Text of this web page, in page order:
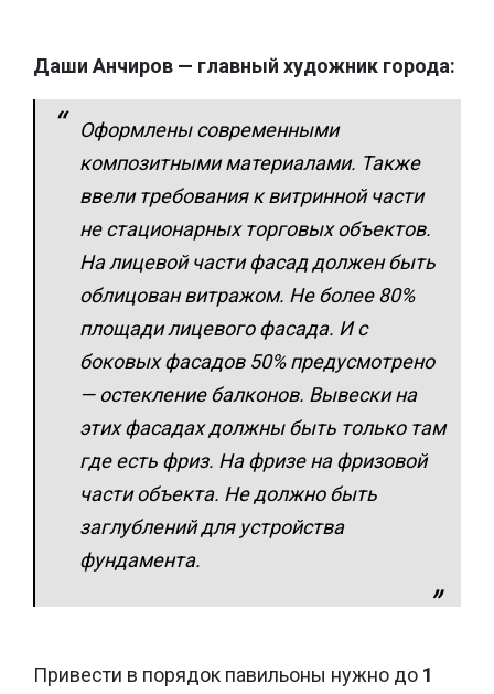
Даши Анчиров — главный художник города:
Оформлены современными
композитными материалами. Также
ввели требования к витринной части
не стационарных торговых объектов.
На лицевой части фасад должен быть
облицован витражом. Не более 80%
площади лицевого фасада. И с
боковых фасадов 50% предусмотрено
— остекление балконов. Вывески на
этих фасадах должны быть только там
где есть фриз. На фризе на фризовой
части объекта. Не должно быть
заглублений для устройства
фундамента.
Привести в порядок павильоны нужно до 1